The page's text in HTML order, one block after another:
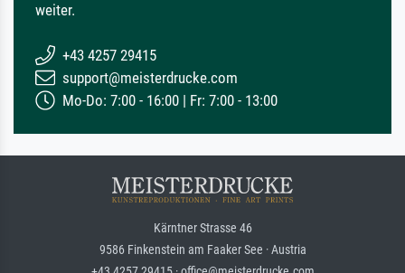
weiter.
+43 4257 29415
support@meisterdrucke.com
Mo-Do: 7:00 - 16:00 | Fr: 7:00 - 13:00
Kärntner Strasse 46
9586 Finkenstein am Faaker See · Austria